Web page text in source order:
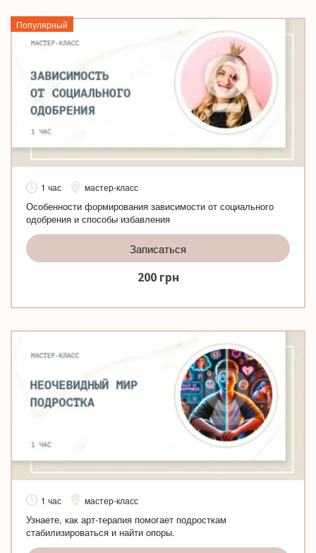
Популярный
1 час мастер-класс
Особенности формирования зависимости от социального
одобрения и способы избавления
Записаться
200 грн
1 час мастер-класс
Узнаете, как арт-терапия помогает подросткам
стабилизироваться и найти опоры.